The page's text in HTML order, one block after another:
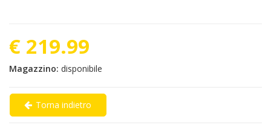
€ 219.99
Magazzino: disponibile
Torna indietro